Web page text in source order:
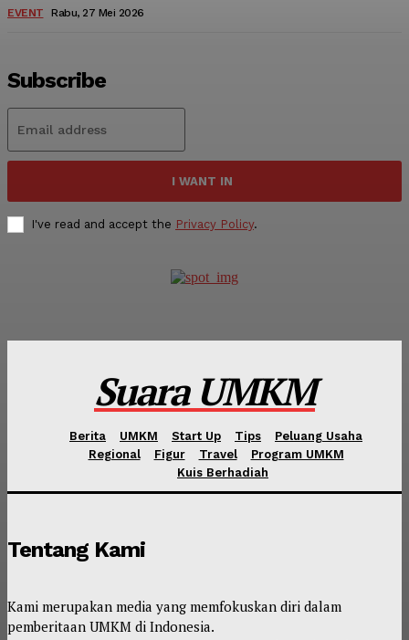
EVENT Rabu, 27 Mei 2026
Subscribe
I WANT IN
I've read and accept the Privacy Policy.
Suara UMKM
Berita UMKM Start Up Tips
Peluang Usaha
Regional
Figur Travel
Program UMKM
Kuis Berhadiah
Tentang Kami
Kami merupakan media yang memfokuskan diri dalam
pemberitaan UMKM di Indonesia.